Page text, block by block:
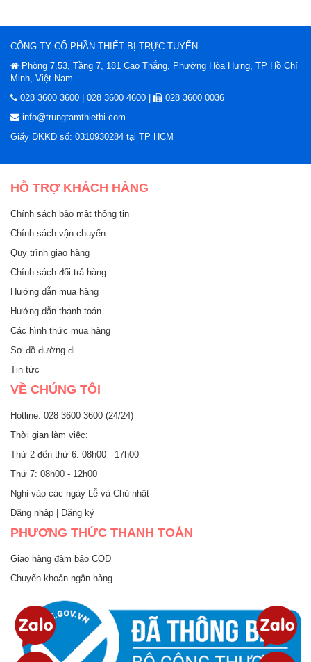
CÔNG TY CỔ PHẦN THIẾT BỊ TRỰC TUYẾN
Phòng 7.53, Tầng 7, 181 Cao Thắng, Phường Hòa Hưng, TP Hồ Chí
Minh, Việt Nam
028 3600 3600 | 028 3600 4600 |
028 3600 0036
info@trungtamthietbi.com
Giấy ĐKKD số: 0310930284 tại TP HCM
HỖ TRỢ KHÁCH HÀNG
Chính sách bảo mật thông tin
Chính sách vận chuyển
Quy trình giao hàng
Chính sách đổi trả hàng
Hướng dẫn mua hàng
Hướng dẫn thanh toán
Các hình thức mua hàng
Sơ đồ đường đi
Tin tức
VỀ CHÚNG TÔI
Hotline: 028 3600 3600 (24/24)
Thời gian làm việc:
Thứ 2 đến thứ 6: 08h00 - 17h00
Thứ 7: 08h00 - 12h00
Nghỉ vào các ngày Lễ và Chủ nhật
Đăng nhập
Đăng ký
PHƯƠNG THỨC THANH TOÁN
Giao hàng đảm bảo COD
Chuyển khoản ngân hàng